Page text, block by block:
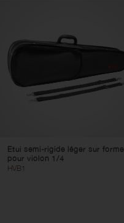
Etui semi-rigide léger sur forme
pour violon 1/4
HVB1